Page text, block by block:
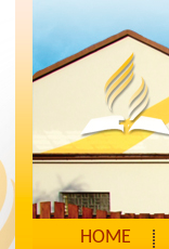
HOME